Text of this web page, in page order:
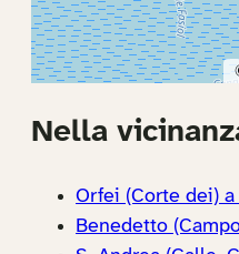
Nella
Orfei (Corte dei)
Benedetto